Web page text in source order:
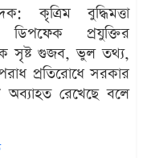
কৃত্রিম বুদ্ধিমত্তা
প্রযুক্তির
সৃষ্ট গুজব, ভুল তথ্য,
প্রতিরোধে সরকার
অব্যাহত রেখেছে বলে